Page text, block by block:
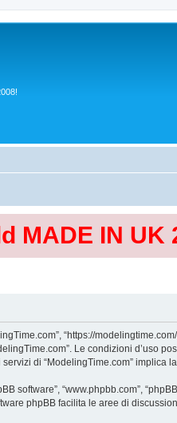
MADE IN UK
“https://
Le condizioni d’uso
di “ModelingTime.com” implica
software”, “www.phpbb.com”,
phpBB facilita le aree di